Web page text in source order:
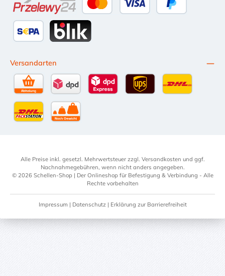
Przelewy24
Versandarten
Alle Preise inkl. gesetzl. Mehrwertsteuer zzgl. Versandkosten und ggf.
Nachnahmegebühren, wenn nicht anders angegeben.
© 2026 Schellen-Shop | Der Onlineshop für Befestigung & Verbindung - Alle
Rechte vorbehalten
Impressum | Datenschutz| Erklärung zur Barrierefreiheit